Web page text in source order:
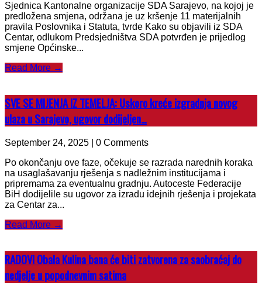
Sjednica Kantonalne organizacije SDA Sarajevo, na kojoj je
predložena smjena, održana je uz kršenje 11 materijalnih
pravila Poslovnika i Statuta, tvrde Kako su objavili iz SDA
Centar, odlukom Predsjedništva SDA potvrđen je prijedlog
smjene Općinske...
Read More →
SVE SE MIJENJA IZ TEMELJA: Uskoro kreće izgradnja novog
ulaza u Sarajevo, ugovor dodijeljen…
September 24, 2025 | 0 Comments
Po okončanju ove faze, očekuje se razrada narednih koraka
na usaglašavanju rješenja s nadležnim institucijama i
pripremama za eventualnu gradnju. Autoceste Federacije
BiH dodijelile su ugovor za izradu idejnih rješenja i projekata
za Centar za...
Read More →
RADOVI Obala Kulina bana će biti zatvorena za saobraćaj do
nedjelje u popodnevnim satima